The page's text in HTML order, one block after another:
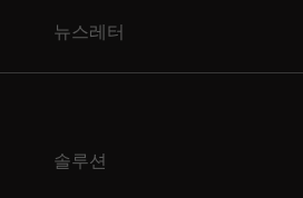
뉴스레터
솔루션